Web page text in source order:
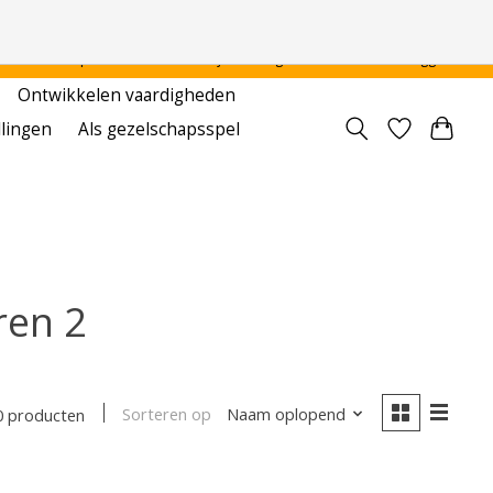
Ontwikkelen vaardigheden
Als gezelschapsspel
2
producten Sorteren op Naam oplopend